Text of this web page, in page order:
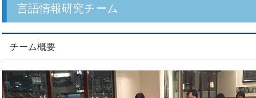
言語情報研究チーム
チーム概要